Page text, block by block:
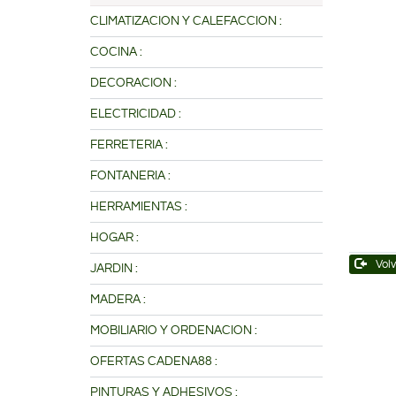
CLIMATIZACION Y CALEFACCION :
COCINA :
DECORACION :
ELECTRICIDAD :
FERRETERIA :
FONTANERIA :
HERRAMIENTAS :
HOGAR :
JARDIN :
MADERA :
MOBILIARIO Y ORDENACION :
OFERTAS CADENA88 :
PINTURAS Y ADHESIVOS :